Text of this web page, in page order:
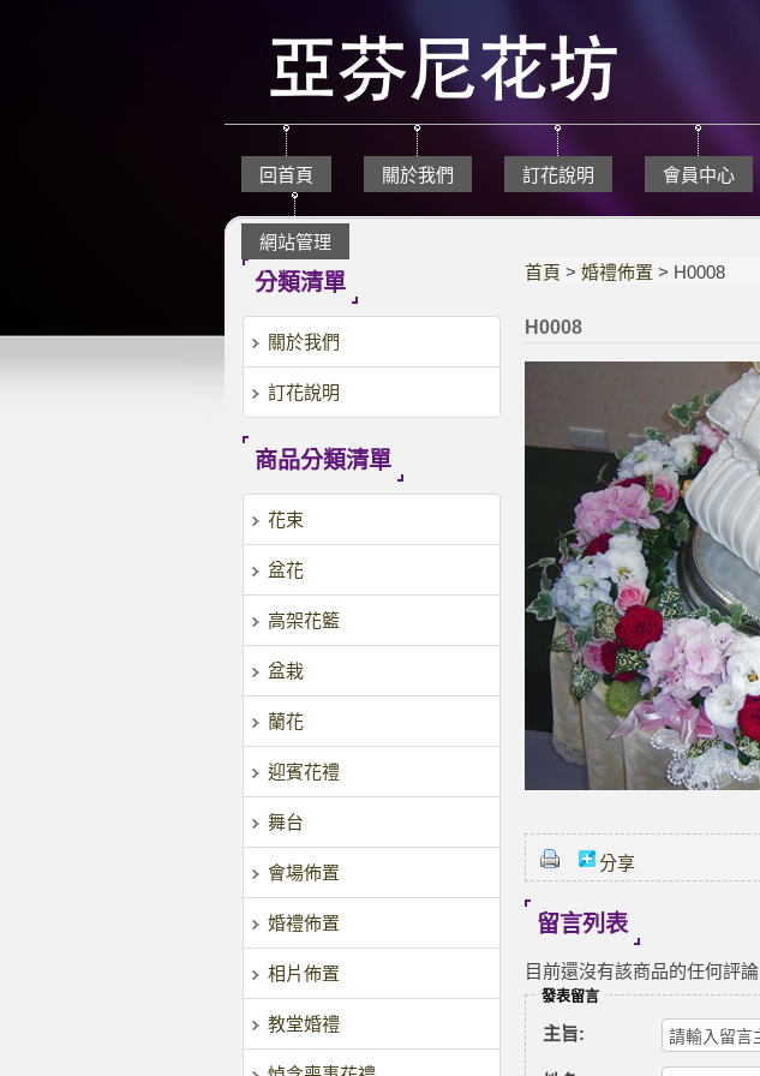
回首頁 關於我們 訂花說明 會員中心
網站管理
分類清單
關於我們
訂花說明
商品分類清單
花束
盆花
高架花籃
盆栽
蘭花
迎賓花禮
舞台
會場佈置
婚禮佈置
相片佈置
教堂婚禮
首頁 >婚禮佈置 > H0008
H0008
分享
留言列表
目前還沒有該商品的任何評論
發表留言
主旨: